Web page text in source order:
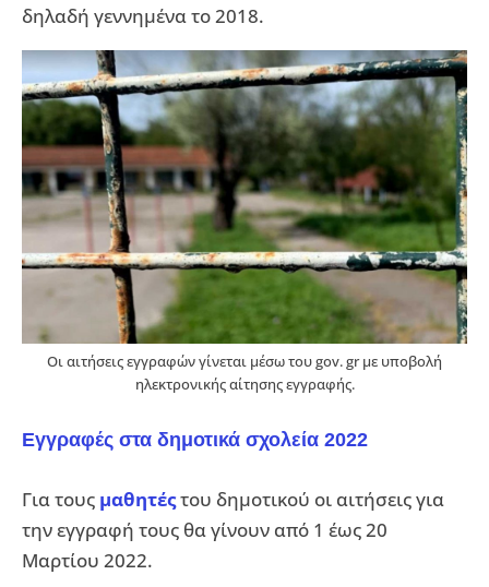
δηλαδή γεννημένα το 2018.
Οι αιτήσεις εγγραφών γίνεται μέσω του gov. gr με υποβολή
ηλεκτρονικής αίτησης εγγραφής.
Εγγραφές στα δημοτικά σχολεία 2022
Για τους μαθητέςτου δημοτικού οι αιτήσεις για
την εγγραφή τους θα γίνουν από 1 έως 20
Μαρτίου 2022.